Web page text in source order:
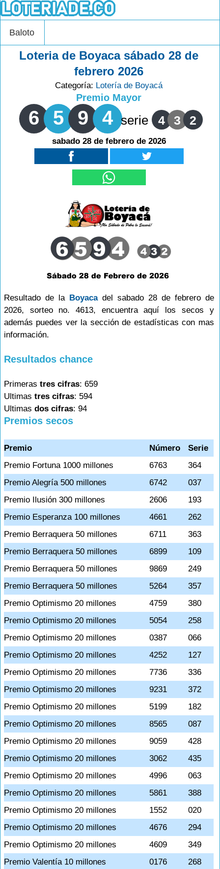
Baloto
Loteria de Boyaca sábado 28 de
febrero 2026
Categoría: Lotería de Boyacá
Premio Mayor
6 5 9 4 serie 4 3 2
sabado 28 de febrero de 2026
Resultado de la Boyacadel sabado 28 de febrero de
2026, sorteo no. 4613, encuentra aquí los secos y
además puedes ver la sección de estadísticas con mas
información.
Resultados chance
Primeras tres cifras: 659
Ultimas tres cifras: 594
Ultimas dos cifras: 94
Premios secos
Premio Número
Serie
Premio Fortuna 1000 millones
6763
364
Premio Alegría 500 millones
6742
037
Premio Ilusión 300 millones
2606
193
Premio Esperanza 100 millones
4661
262
Premio Berraquera 50 millones
6711
363
Premio Berraquera 50 millones
6899
109
Premio Berraquera 50 millones
9869
249
Premio Berraquera 50 millones
5264
357
Premio Optimismo 20 millones
4759
380
Premio Optimismo 20 millones
5054
258
Premio Optimismo 20 millones
0387
066
Premio Optimismo 20 millones
4252
127
Premio Optimismo 20 millones
7736
336
Premio Optimismo 20 millones
9231
372
Premio Optimismo 20 millones
5199
182
Premio Optimismo 20 millones
8565
087
Premio Optimismo 20 millones
9059
428
Premio Optimismo 20 millones
3062
435
Premio Optimismo 20 millones
4996
063
Premio Optimismo 20 millones
5861
388
Premio Optimismo 20 millones
1552
020
Premio Optimismo 20 millones
4676
294
Premio Optimismo 20 millones
4609
349
Premio Valentía 10 millones
0176
268